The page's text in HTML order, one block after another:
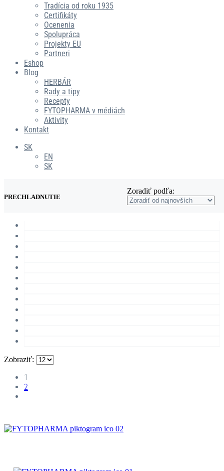
Tradícia od roku 1935
Certifikáty
Ocenenia
Spolupráca
Projekty EU
Partneri
Eshop
Blog
HERBÁR
Rady a tipy
Recepty
FYTOPHARMA v médiách
Aktivity
Kontakt
SK
EN
SK
PRECHLADNUTIE
Zoradiť podľa:
Zobraziť:
1
2